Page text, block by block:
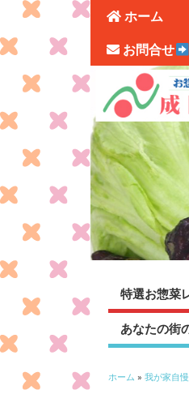
ホーム
お問合せ
特選お惣菜
あなたの街
ホーム »我が家自